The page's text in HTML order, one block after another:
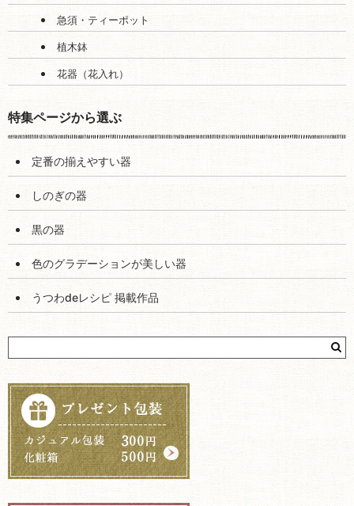
急須・ティーポット
植木鉢
花器（花入れ）
特集ページから選ぶ
定番の揃えやすい器
しのぎの器
黒の器
色のグラデーションが美しい器
うつわdeレシピ 掲載作品